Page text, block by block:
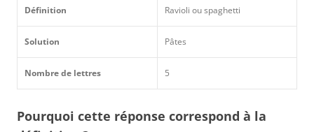
Définition Ravioli ou spaghetti
Solution Pâtes
Nombre de lettres 5
Pourquoi cette réponse correspond à la